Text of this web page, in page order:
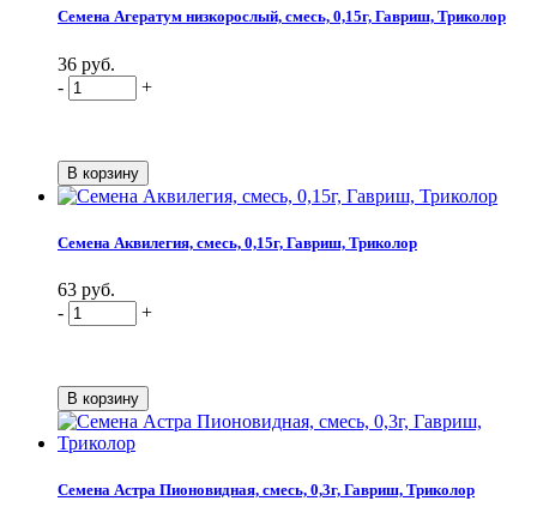
Семена Агератум низкорослый, смесь, 0,15г, Гавриш, Триколор
36 руб.
-
+
Семена Аквилегия, смесь, 0,15г, Гавриш, Триколор
63 руб.
-
+
Семена Астра Пионовидная, смесь, 0,3г, Гавриш, Триколор